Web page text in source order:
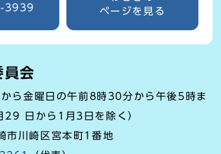
3939
ページを見る
員会
ら金曜日の午前8時30分から午後5時ま
29 日から1月3日を除く）
川崎区宮本町1番地